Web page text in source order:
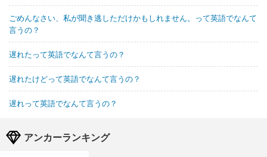
ごめんなさい、私が聞き逃しただけかもしれません。って英語でなんて
言うの？
遅れたって英語でなんて言うの？
遅れたけどって英語でなんて言うの？
遅れって英語でなんて言うの？
アンカーランキング